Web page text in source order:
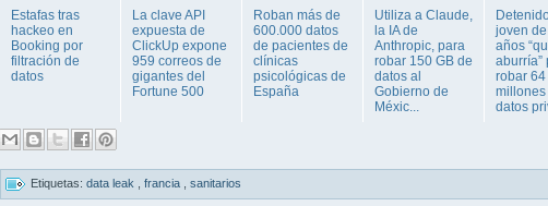
Estafas tras
hackeo en
Booking por
filtración de
datos
La clave API
expuesta de
ClickUp expone
959 correos de
gigantes del
Fortune 500
Roban más de
600.000 datos
de pacientes de
clínicas
psicológicas de
España
Utiliza a Claude,
la IA de
Anthropic, para
robar 150 GB de
datos al
Gobierno de
Méxic...
joven
años
aburría”
robar 64
millones
datos
Etiquetas: data leak francia sanitarios